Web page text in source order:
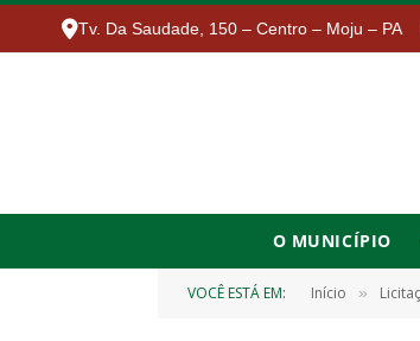
Tv. Da Saudade, 150 – Centro – Moju – PA
O MUNICÍPIO
VOCÊ ESTÁ EM: Início »